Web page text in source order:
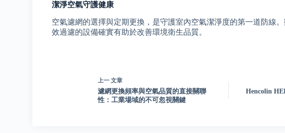
潔淨空氣守護健康
空氣濾網的選擇與定期更換，是守護室內空氣潔淨度的第一道防線
效過濾的設備確實有助於改善環境衛生品質。
上一文章
濾網更換頻率與空氣品質的直接關聯
性：工業場域的不可忽視關鍵
Hencolin